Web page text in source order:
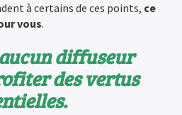
à certains de ces points, ce
vous.
aucun diffuseur
des vertus